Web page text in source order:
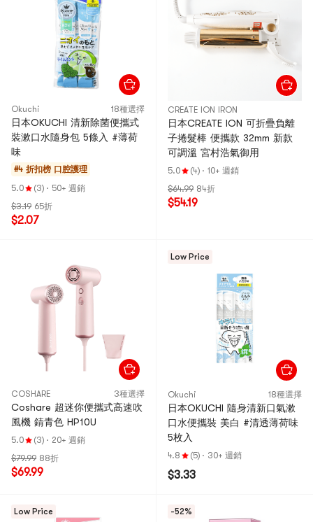
Okuchi 18種選擇
日本OKUCHI 清新除菌便攜式
裝漱口水隨身包 5條入 #薄荷
味
#4 折扣榜 口腔護理
5.0
(3) · 50+ 週銷
$3.19 65折
$2.07
CREATE ION IRON
日本CREATE ION 可折疊負離
子捲髮棒 便攜款 32mm 新款
可調溫 宮村浩氣御用
5.0 (4) · 10+ 週銷
$64.99 84折
$54.19
COSHARE 3種選擇
Coshare 超迷你便攜式高速吹
風機 錆青色 HP10U
5.0 (3) · 20+ 週銷
$79.99 88折
$69.99
Low Price
Okuchi 18種選擇
日本OKUCHI 隨身清新口氣漱
口水便攜裝 美白 #清透薄荷味
5枚入
4.8 (5) · 30+ 週銷
$3.33
Low Price -52%